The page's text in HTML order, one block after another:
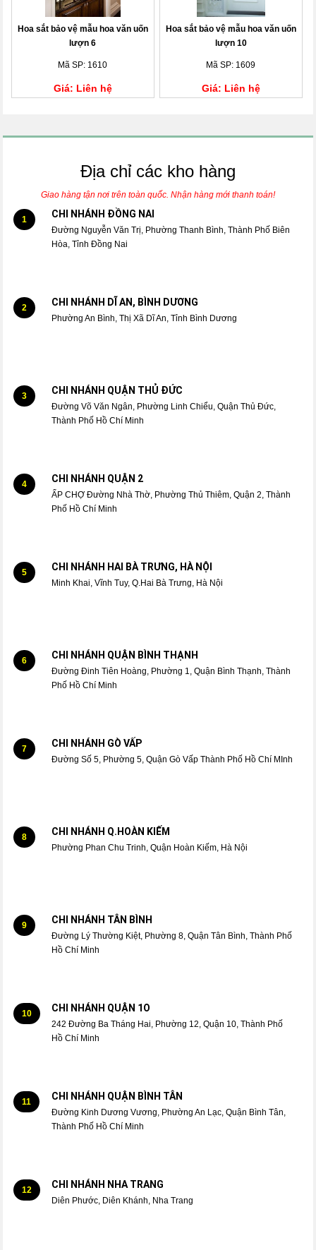
Hoa sắt bảo vệ mẫu hoa văn uốn
lượn 6
Mã SP: 1610
Giá: Liên hệ
Hoa sắt bảo vệ mẫu hoa văn uốn
lượn 10
Mã SP: 1609
Giá: Liên hệ
Địa chỉ các kho hàng
Giao hàng tận nơi trên toàn quốc. Nhận hàng mới thanh toán!
1 CHI NHÁNH ĐỒNG NAI
Đường Nguyễn Văn Trị, Phường Thanh Bình, Thành Phố Biên
Hòa, Tỉnh Đồng Nai
2 CHI NHÁNH DĨ AN, BÌNH DƯƠNG
Phường An Bình, Thị Xã Dĩ An, Tỉnh Bình Dương
3 CHI NHÁNH QUẬN THỦ ĐỨC
Đường Võ Văn Ngân, Phường Linh Chiểu, Quận Thủ Đức,
Thành Phố Hồ Chí Minh
4 CHI NHÁNH QUẬN 2
ẤP CHỢ Đường Nhà Thờ, Phường Thủ Thiêm, Quận 2, Thành
Phố Hồ Chí Minh
5 CHI NHÁNH HAI BÀ TRƯNG, HÀ NỘI
Minh Khai, Vĩnh Tuy, Q.Hai Bà Trưng, Hà Nội
6 CHI NHÁNH QUẬN BÌNH THẠNH
Đường Đinh Tiên Hoàng, Phường 1, Quận Bình Thạnh, Thành
Phố Hồ Chí Minh
7 CHI NHÁNH GÒ VẤP
Đường Số 5, Phường 5, Quận Gò Vấp Thành Phố Hồ Chí MInh
8 CHI NHÁNH Q.HOÀN KIẾM
Phường Phan Chu Trinh, Quận Hoàn Kiếm, Hà Nội
9 CHI NHÁNH TÂN BÌNH
Đường Lý Thường Kiệt, Phường 8, Quận Tân Bình, Thành Phố
Hồ Chí Minh
10 CHI NHÁNH QUẬN 1O
242 Đường Ba Tháng Hai, Phường 12, Quận 10, Thành Phố
Hồ Chí Minh
11 CHI NHÁNH QUẬN BÌNH TÂN
Đường Kinh Dương Vương, Phường An Lạc, Quận Bình Tân,
Thành Phố Hồ Chí Minh
12 CHI NHÁNH NHA TRANG
Diên Phước, Diên Khánh, Nha Trang